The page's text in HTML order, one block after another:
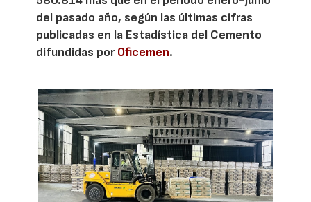
del pasado año, según las últimas cifras
publicadas en la Estadística del Cemento
difundidas porOficemen.